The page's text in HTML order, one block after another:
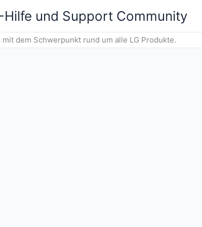
Hilfe und Support Community
dem Schwerpunkt rund um alle LG Produkte.